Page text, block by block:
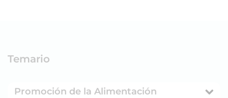
Temario
Promoción de la Alimentación